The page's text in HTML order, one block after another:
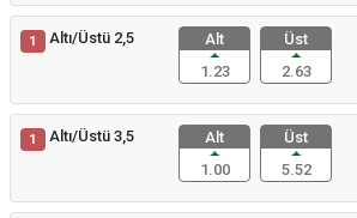
1 Altı/Üstü 2,5
Alt
1.23
Üst
2.63
1 Altı/Üstü 3,5
Alt
1.00
Üst
5.52